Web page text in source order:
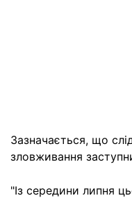
Зазначається, що
зловживання
"Із середини липня